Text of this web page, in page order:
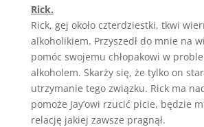
Rick.
Rick, gej około czterdziestki, tkwi
alkoholikiem. Przyszedł do mnie na
pomóc swojemu chłopakowi w
alkoholem. Skarży się, że tylko on
utrzymanie tego związku. Rick ma
pomoże Jay’owi rzucić picie, będzie
relację jakiej zawsze pragnął.